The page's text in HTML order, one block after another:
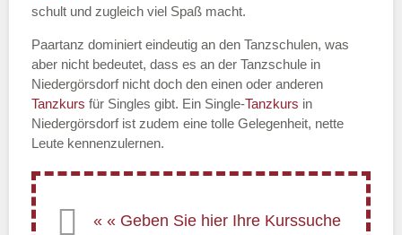
schult und zugleich viel Spaß macht.
Paartanz dominiert eindeutig an den Tanzschulen, was
aber nicht bedeutet, dass es an der Tanzschule in
Niedergörsdorf nicht doch den einen oder anderen
Tanzkurs für Singles gibt. Ein Single-Tanzkurs in
Niedergörsdorf ist zudem eine tolle Gelegenheit, nette
Leute kennenzulernen.